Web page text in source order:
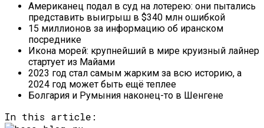
Американец подал в суд на лотерею: они пытались
представить выигрыш в $340 млн ошибкой
15 миллионов за информацию об иранском
посреднике
Икона морей: крупнейший в мире круизный лайнер
стартует из Майами
2023 год стал самым жарким за всю историю, а
2024 год может быть ещё теплее
Болгария и Румыния наконец-то в Шенгене
In this article: